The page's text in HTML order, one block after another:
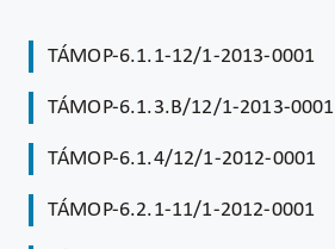
TÁMOP-6.1.1-12/1-2013-0001
TÁMOP-6.1.3.B/12/1-2013-0001
TÁMOP-6.1.4/12/1-2012-0001
TÁMOP-6.2.1-11/1-2012-0001